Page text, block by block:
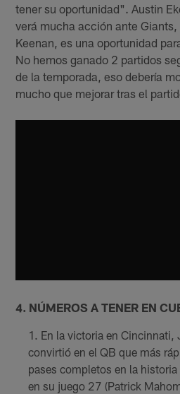
tener su oportunidad". Austin
verá mucha acción ante
Keenan, es una oportunidad
No hemos ganado 2 partidos
de la temporada, eso debería
mucho que mejorar tras el
4. NÚMEROS A TENER EN
En la victoria en Cincinnati,
convirtió en el QB que más
pases completos en la
en su juego 27 (Patrick